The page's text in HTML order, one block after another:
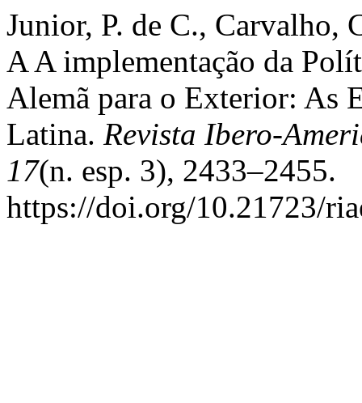
Junior, P. de C., Carvalho,
A A implementação da
Alemã para o Exterior: As
Latina. Revista Ibero-
17(n. esp. 3), 2433–2455.
https://doi.org/10.21723/